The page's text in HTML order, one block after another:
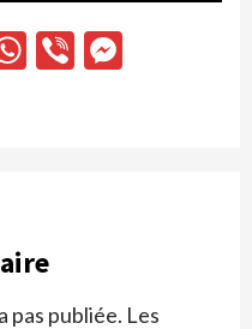
WhatsApp
Viber
pas publiée. Les